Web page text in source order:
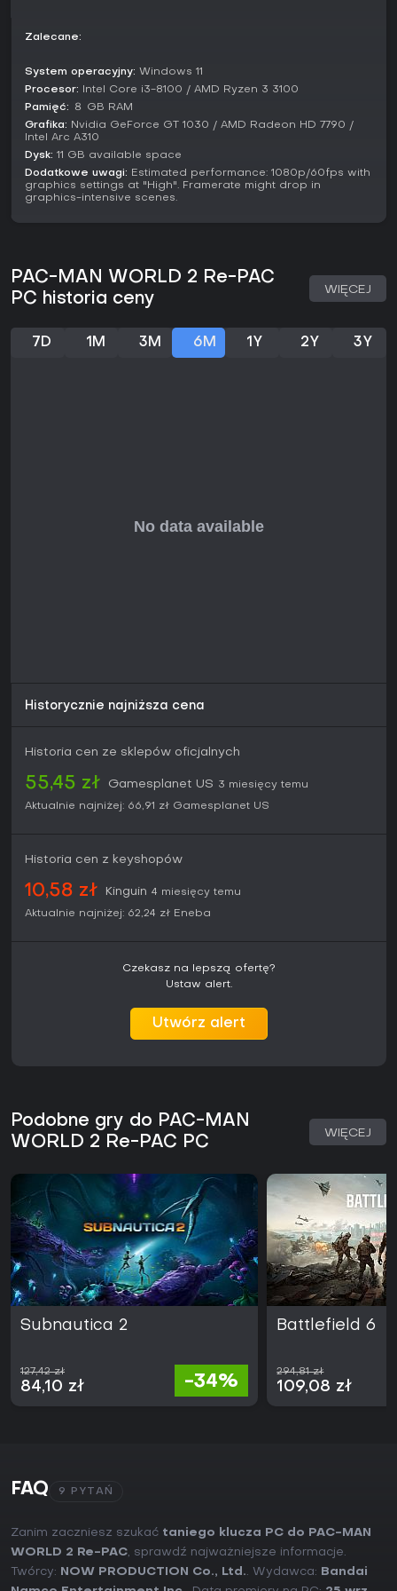
wyróżnia się wypolerowanym remakiem, który naprawia
Recepcja graczy podkreśla urok i frajdę, szczególnie w
lekkich action-adventure. Jeśli lubisz prosty 3D platforming
bez przytłaczającej złożoności, ta gra zapewnia solidną
zabawę wartą wypróbowania, zwłaszcza na krótkie,
przyjemne sesje.
Zalecane:
System operacyjny: Windows 11
Procesor: Intel Core i3-8100 / AMD Ryzen 3 3100
Pamięć: ８ GB RAM
Grafika: Nvidia GeForce GT 1030 / AMD Radeon HD 7790 /
Intel Arc A310
Dysk: 11 GB available space
Dodatkowe uwagi: Estimated performance: 1080p/60fps with
graphics settings at "High". Framerate might drop in
graphics-intensive scenes.
PAC-MAN WORLD 2 Re-PAC
PC historia ceny
WIĘCEJ
7D 1M 3M 6M 1Y 2Y 3Y
Historycznie najniższa cena
Historia cen ze sklepów oficjalnych
55,45 zł Gamesplanet US 3 miesięcy temu
Aktualnie najniżej: 66,91 zł Gamesplanet US
Historia cen z keyshopów
10,58 zł Kinguin 4 miesięcy temu
Aktualnie najniżej: 62,24 zł Eneba
Czekasz na lepszą ofertę?
Ustaw alert.
Utwórz alert
Podobne gry do PAC-MAN
WORLD 2 Re-PAC PC
WIĘCEJ
Subnautica 2
127,42 zł
84,10 zł -34%
Battlefield 6
294,81 zł
109,08 zł
FAQ 9 PYTAŃ
Zanim zaczniesz szukać taniego klucza PC do PAC-MAN
WORLD 2 Re-PAC, sprawdź najważniejsze informacje.
Twórcy:
NOW PRODUCTION Co., Ltd.. Wydawca:
Bandai